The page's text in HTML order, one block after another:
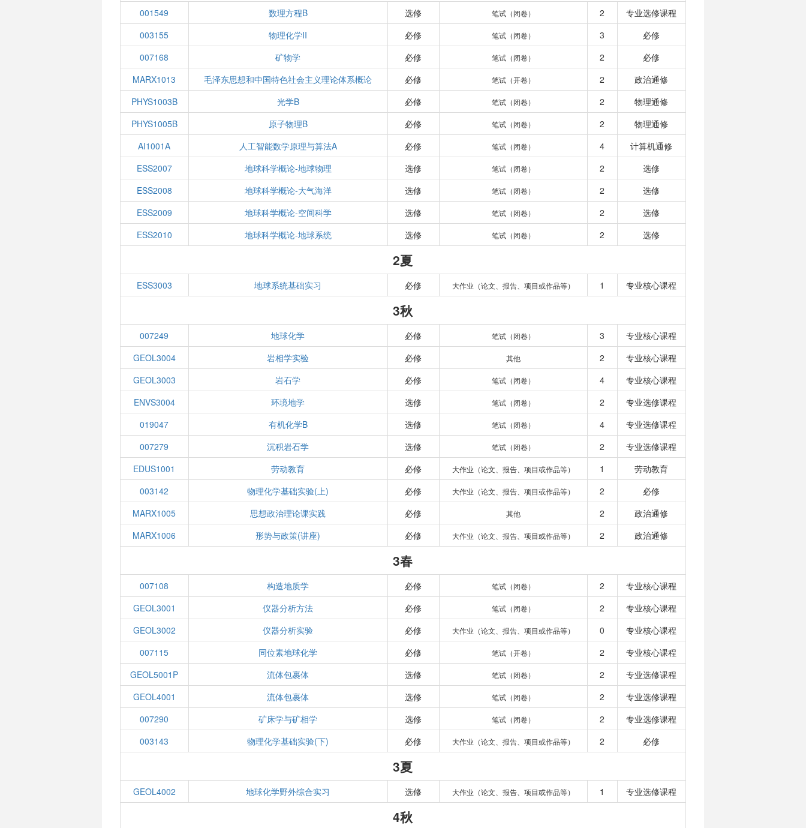
001549 数理方程B 选修 笔试（闭卷） 2
专业选修课程
003155
物理化学II 必修 笔试（闭卷） 3
必修
007168
矿物学 必修 笔试（闭卷） 2
必修
MARX1013
毛泽东思想和中国特色社会主义理论体系概论 必修 笔试（开卷） 2
政治通修
PHYS1003B
光学B 必修 笔试（闭卷） 2
物理通修
PHYS1005B
原子物理B 必修 笔试（闭卷） 2
物理通修
AI1001A
人工智能数学原理与算法A 必修 笔试（闭卷） 4
计算机通修
ESS2007
地球科学概论-地球物理 选修 笔试（闭卷） 2
选修
ESS2008
地球科学概论-大气海洋 选修 笔试（闭卷） 2
选修
ESS2009
地球科学概论-空间科学 选修 笔试（闭卷） 2
选修
ESS2010
地球科学概论-地球系统 选修 笔试（闭卷） 2 选修
2夏
ESS3003 地球系统基础实习 必修 大作业（论文、报告、项目或作品等） 1 专业核心课程
3秋
007249 地球化学 必修 笔试（闭卷） 3
专业核心课程
GEOL3004
岩相学实验 必修 其他 2
专业核心课程
GEOL3003
岩石学 必修 笔试（闭卷） 4
专业核心课程
ENVS3004
环境地学 选修 笔试（闭卷） 2
专业选修课程
019047
有机化学B 选修 笔试（闭卷） 4
专业选修课程
007279
沉积岩石学 选修 笔试（闭卷） 2
专业选修课程
EDUS1001
劳动教育 必修 大作业（论文、报告、项目或作品等） 1
劳动教育
003142
物理化学基础实验(上) 必修 大作业（论文、报告、项目或作品等） 2
必修
MARX1005
思想政治理论课实践 必修 其他 2
政治通修
MARX1006
形势与政策(讲座) 必修 大作业（论文、报告、项目或作品等） 2 政治通修
3春
007108 构造地质学 必修 笔试（闭卷） 2
专业核心课程
GEOL3001
仪器分析方法 必修 笔试（闭卷） 2
专业核心课程
GEOL3002
仪器分析实验 必修 大作业（论文、报告、项目或作品等） 0
专业核心课程
007115
同位素地球化学 必修 笔试（开卷） 2
专业核心课程
GEOL5001P
流体包裹体 选修 笔试（闭卷） 2
专业选修课程
GEOL4001
流体包裹体 选修 笔试（闭卷） 2
专业选修课程
007290
矿床学与矿相学 选修 笔试（闭卷） 2
专业选修课程
003143
物理化学基础实验(下) 必修 大作业（论文、报告、项目或作品等） 2 必修
3夏
GEOL4002 地球化学野外综合实习 选修 大作业（论文、报告、项目或作品等） 1 专业选修课程
4秋